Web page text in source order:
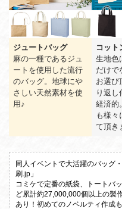
ジュートバッグ
麻の一種であるジュ
ートを使用した流行
のバッグ。地球にや
さしい天然素材を使
用♪
コット
生地色
だけで
お選び
り返し
経済的
も様々
て頂き
同人イベントで大活躍のバッグ
刷.jp」
コミケで定番の紙袋、トートバ
ど累計約27,000,000個以上の製
あり！初めてのノベルティ作成